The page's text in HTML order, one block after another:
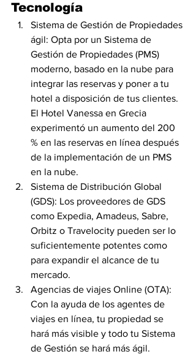
Tecnología
Sistema de Gestión de Propiedades
ágil: Opta por un Sistema de
Gestión de Propiedades (PMS)
moderno, basado en la nube para
integrar las reservas y poner a tu
hotel a disposición de tus clientes.
El Hotel Vanessa en Grecia
experimentó un aumento del 200
% en las reservas en línea después
de la implementación de un PMS
en la nube.
Sistema de Distribución Global
(GDS): Los proveedores de GDS
como Expedia, Amadeus, Sabre,
Orbitz o Travelocity pueden ser lo
suficientemente potentes como
para expandir el alcance de tu
mercado.
Agencias de viajes Online (OTA):
Con la ayuda de los agentes de
viajes en línea, tu propiedad se
hará más visible y todo tu Sistema
de Gestión se hará más ágil.